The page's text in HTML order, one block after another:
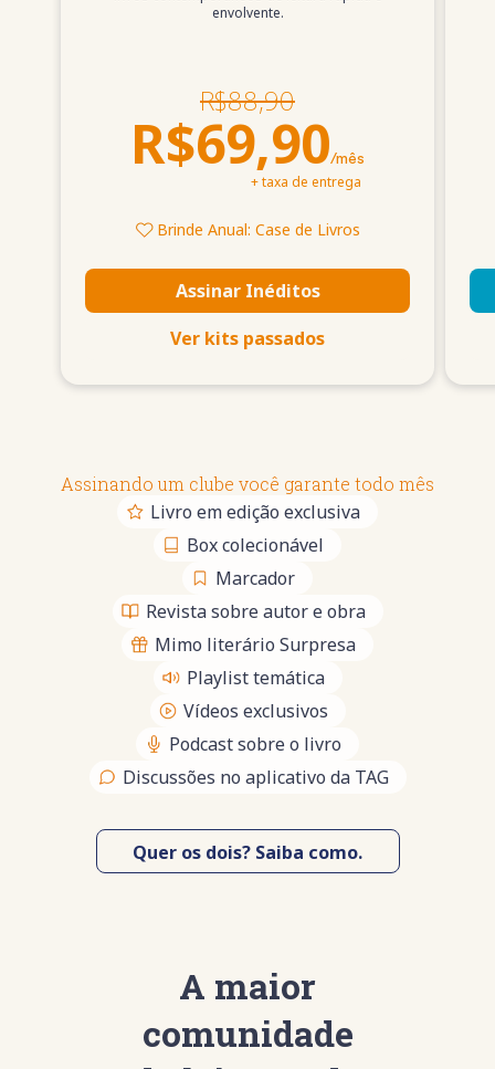
envolvente.
R$88,90
R$69,90/mês
+ taxa de entrega
Brinde Anual: Case de Livros
Assinar Inéditos
Ver kits passados
Assinando um clube você garante todo mês
Livro em edição exclusiva
Box colecionável
Marcador
Revista sobre autor e obra
Mimo literário Surpresa
Playlist temática
Vídeos exclusivos
Podcast sobre o livro
Discussões no aplicativo da TAG
Quer os dois? Saiba como.
A maior
comunidade